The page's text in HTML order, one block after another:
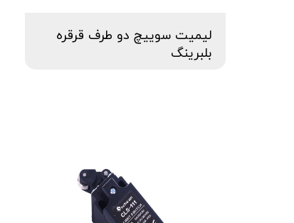
لیمیت سوییچ دو طرف قرقره
بلبرینگ